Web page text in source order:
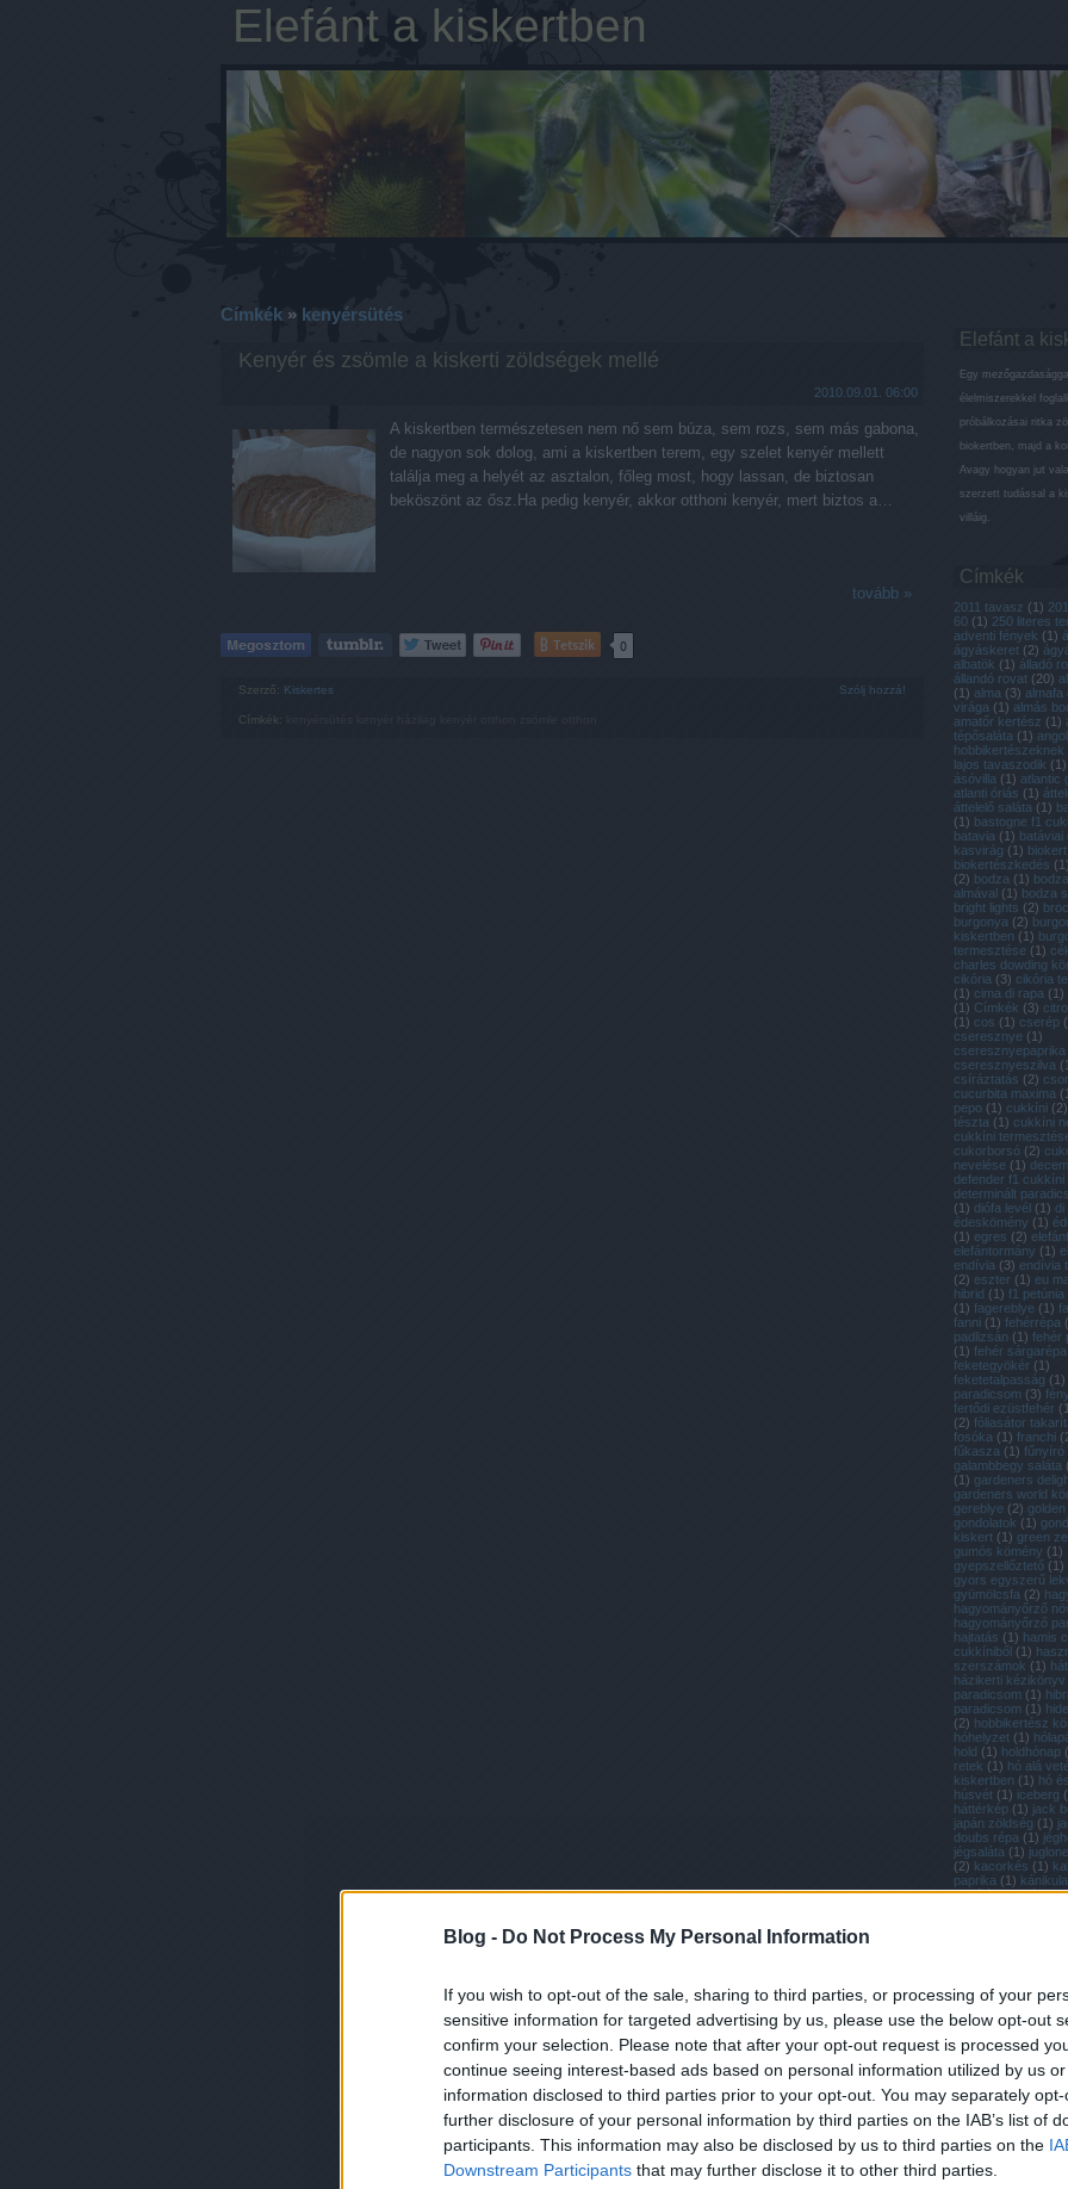
Blog - Do Not Process My Personal Information
If you wish to opt-out of the sale, sharing to third parties, or processing of your
sensitive information for targeted advertising by us, please use the below opt-out
confirm your selection. Please note that after your opt-out request is processed
continue seeing interest-based ads based on personal information utilized by us
information disclosed to third parties prior to your opt-out. You may separately
further disclosure of your personal information by third parties on the IAB’s list of
participants. This information may also be disclosed by us to third parties on the
Downstream Participants that may further disclose it to other third parties.
Elefánt a kiskertben
Elefánt a
Egy
élelmiszerekkel
próbálkozásai ritka
biokertben, majd a
Avagy hogyan jut
szerzett tudással a
villáig.
Címkék
2011 tavasz (1)
60 (1) 250 literes
adventi fények (1)
ágyáskeret (2)
albatök (1) álladó
állandó rovat (20)
(1) alma (3) almafa
virága (1) almás
amatőr kertész (1)
tépősaláta (1)
hobbikertészeknek
lajos tavaszodik (1)
ásóvilla (1) atlantic
atlanti óriás (1)
áttelelő saláta (1)
(1) bastogne f1
batavia (1) batáviai
kasvirág (1) biokert
biokertészkedés (1)
(2) bodza (1)
almával (1) bodza
bright lights (2)
burgonya (2)
kiskertben (1)
termesztése (1)
charles dowding
cikória (3) cikória
(1) cima di rapa (1)
(1) Címkék (3)
(1) cos (1) cserép (
cseresznye (1)
cseresznyepaprika
cseresznyeszilva (1
csíráztatás (2)
cucurbita maxima (1
pepo (1) cukkíni (2)
tészta (1) cukkíni
cukkíni
cukorborsó (2)
nevelése (1)
defender f1 cukkíni
determinált
(1) diófa levél (1) di
édeskömény (1)
(1) egres (2)
elefántormány (1)
endívia (3) endívia
(2) eszter (1) eu
hibrid (1) f1 petúnia
(1) fagereblye (1)
fanni (1) fehérrépa (
padlizsán (1) fehér
(1) fehér sárgarépa
feketegyökér (1)
feketetalpasság (1)
paradicsom (3)
fertődi ezüstfehér (1
(2) fóliasátor
fosóka (1) franchi (
fűkasza (1) fűnyíró
galambbegy saláta (
(1) gardeners
gardeners world
gereblye (2)
gondolatok (1)
kiskert (1) green
gumós kömény (1)
gyepszellőztető (1)
gyors egyszerű
gyümölcsfa (2)
hagyományőrző
hagyományőrző
hajtatás (1) hamis
cukkíniből (1)
szerszámok (1)
házikerti kézikönyv
paradicsom (1)
paradicsom (1)
(2) hobbikertész
hóhelyzet (1)
hold (1) holdhónap (
retek (1) hó alá
kiskertben (1) hó
húsvét (1) iceberg (
háttérkép (1) jack
japán zöldség (1)
doubs répa (1)
jégsaláta (1) juglone
(2) kacorkés (1)
paprika (1) kánikula
kapálás (1)
petúnia (1) kerti
védelme a fagytól
szerszámok (1)
kétütemű
zöldség (1) kísérlet
(19) kiskerti
(1) kiskert blog ( 1)
(1) kisméretű
koktélparadicsom
(1 ) komment (1)
komposztálás
)
(1 ) komposzt
könyvek
koppintás
Címkék» kenyérsütés
Kenyér és zsömle a kiskerti zöldségek mellé
2010.09.01. 06:00
A kiskertben természetesen nem nő sem búza, sem rozs, sem más gabona,
de nagyon sok dolog, ami a kiskertben terem, egy szelet kenyér mellett
találja meg a helyét az asztalon, főleg most, hogy lassan, de biztosan
beköszönt az ősz.Ha pedig kenyér, akkor otthoni kenyér, mert biztos a…
tovább »
Tetszik 0
Szerző: Kiskertes Szólj hozzá!
Címkék: